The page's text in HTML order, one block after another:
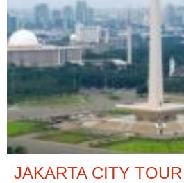
JAKARTA CITY TOUR